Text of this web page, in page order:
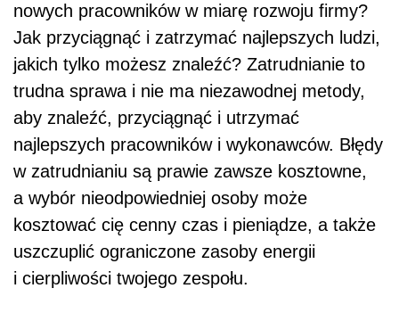
nowych pracowników w miarę rozwoju firmy?
Jak przyciągnąć i zatrzymać najlepszych ludzi,
jakich tylko możesz znaleźć? Zatrudnianie to
trudna sprawa i nie ma niezawodnej metody,
aby znaleźć, przyciągnąć i utrzymać
najlepszych pracowników i wykonawców. Błędy
w zatrudnianiu są prawie zawsze kosztowne,
a wybór nieodpowiedniej osoby może
kosztować cię cenny czas i pieniądze, a także
uszczuplić ograniczone zasoby energii
i cierpliwości twojego zespołu.